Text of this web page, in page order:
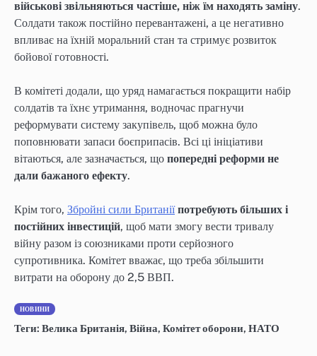
військові звільняються частіше, ніж їм находять заміну.
Солдати також постійно перевантажені, а це негативно
впливає на їхній моральний стан та стримує розвиток
бойової готовності.
В комітеті додали, що уряд намагається покращити набір
солдатів та їхнє утримання, водночас прагнучи
реформувати систему закупівель, щоб можна було
поповнювати запаси боєприпасів. Всі ці ініціативи
вітаються, але зазначається, що попередні реформи не
дали бажаного ефекту.
Крім того, Збройні сили Британіїпотребують більших і
постійних інвестицій, щоб мати змогу вести тривалу
війну разом із союзниками проти серйозного
супротивника. Комітет вважає, що треба збільшити
витрати на оборону до 2,5 ВВП.
НОВИНИ
Теги: Велика Британія, Війна, Комітет оборони, НАТО